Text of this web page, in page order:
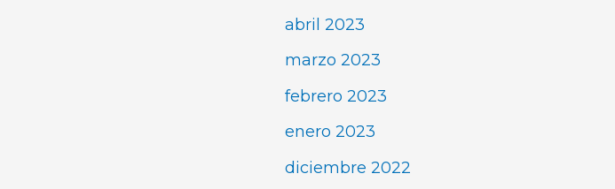
abril 2023
marzo 2023
febrero 2023
enero 2023
diciembre 2022